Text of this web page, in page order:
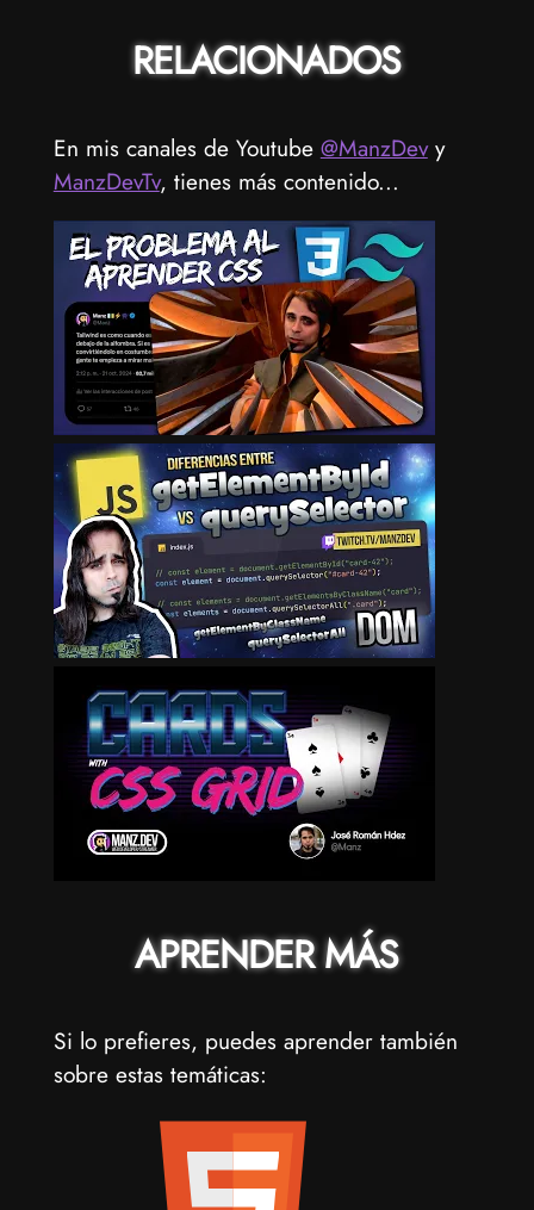
RELACIONADOS
En mis canales de Youtube @ManzDevy
ManzDevTv, tienes más contenido...
APRENDER MÁS
Si lo prefieres, puedes aprender también
sobre estas temáticas: